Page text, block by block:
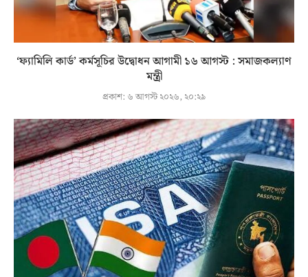
‘ফ্যামিলি কার্ড’ কর্মসূচির উদ্বোধন আগামী ১৬ আগস্ট : সমাজকল্যাণ
মন্ত্রী
প্রকাশ: ৬ আগস্ট ২০২৬, ২০:২৯